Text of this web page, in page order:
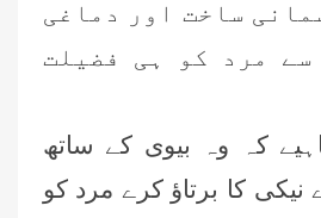
ساخت اور دماغی
سے مرد کو ہی فضیلت
کہ وہ بیوی کے ساتھ
کا برتاؤ کرے مرد کو